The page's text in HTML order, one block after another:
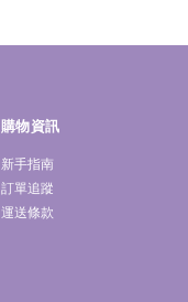
購物資訊
新手指南
訂單追蹤
運送條款